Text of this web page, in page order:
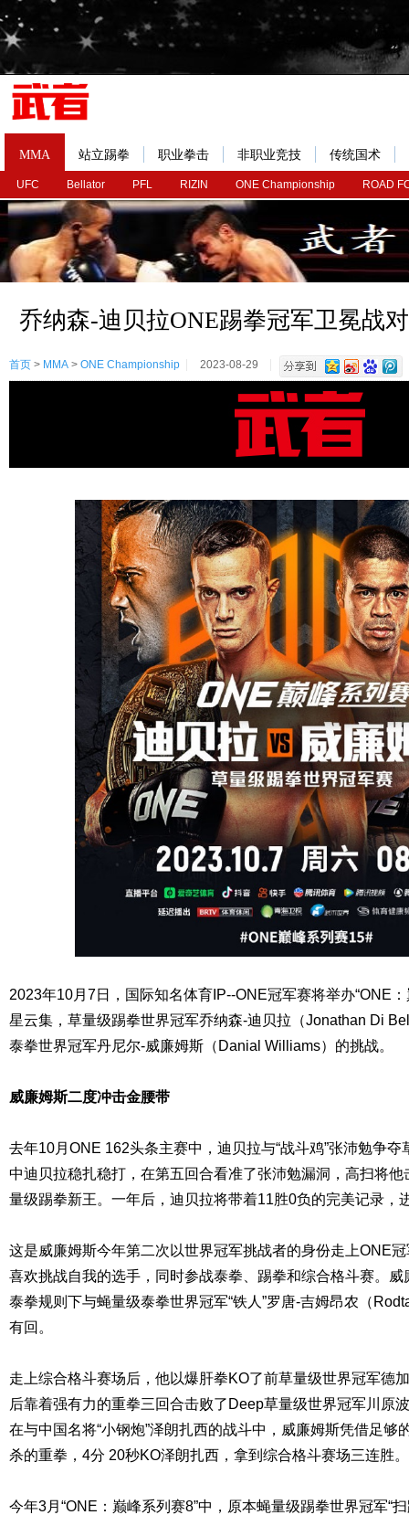
MMA
UFC Bellator PFL RIZIN ONE Championship ROAD
站立踢拳 职业拳击 非职业竞技 传统国术
乔纳森-迪贝拉ONE踢拳冠军卫冕战
首页 > MMA > ONE Championship 2023-08-29
2023年10月7日，国际知名体育IP--ONE冠军赛将举办“ONE
星云集，草量级踢拳世界冠军乔纳森-迪贝拉（Jonathan Di
泰拳世界冠军丹尼尔-威廉姆斯（Danial Williams）的挑战。
威廉姆斯二度冲击金腰带
去年10月ONE 162头条主赛中，迪贝拉与“战斗鸡”张沛勉争
中迪贝拉稳扎稳打，在第五回合看准了张沛勉漏洞，高扫将
量级踢拳新王。一年后，迪贝拉将带着11胜0负的完美记录，
这是威廉姆斯今年第二次以世界冠军挑战者的身份走上ONE
喜欢挑战自我的选手，同时参战泰拳、踢拳和综合格斗赛。
泰拳规则下与蝇量级泰拳世界冠军“铁人”罗唐-吉姆昂农（
有回。
走上综合格斗赛场后，他以爆肝拳KO了前草量级世界冠军德
后靠着强有力的重拳三回合击败了Deep草量级世界冠军川原
在与中国名将“小钢炮”泽朗扎西的战斗中，威廉姆斯凭借足够
杀的重拳，4分 20秒KO泽朗扎西，拿到综合格斗赛场三连胜。
今年3月“ONE：巅峰系列赛8”中，原本蝇量级踢拳世界冠军“